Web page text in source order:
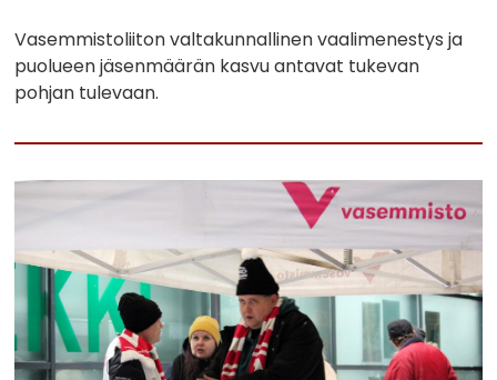
Vasemmistoliiton valtakunnallinen vaalimenestys ja
puolueen jäsenmäärän kasvu antavat tukevan
pohjan tulevaan.